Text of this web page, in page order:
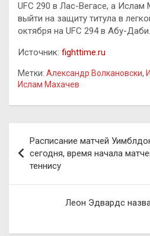
UFC 290 в Лас-Вегасе, а Ислам
выйти на защиту титула в
октября на UFC 294 в Абу-Даби.
Источник: fighttime.ru
Метки: Александр Волкановски,
Ислам Махачев
по
записям
Расписание матчей
сегодня, время начала
теннису
Леон Эдвардс